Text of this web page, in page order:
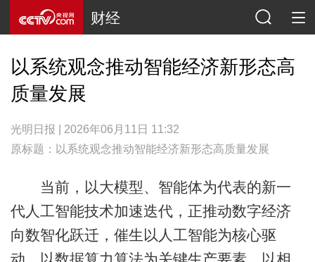
财经
以系统观念推动智能经济新形态高
质量发展
光明日报 | 2026年06月11日 11:32
原标题：以系统观念推动智能经济新形态高质量发展
当前，以大模型、智能体为代表的新一
代人工智能技术加速迭代，正推动数字经济
向数智化跃迁，催生以人工智能为核心驱